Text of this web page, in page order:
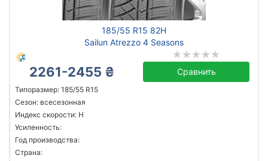
185/55 R15 82H
Sailun Atrezzo 4 Seasons
2261-2455 ₴ Сравнить
Типоразмер: 185/55 R15
Сезон: всесезонная
Индекс скорости: H
Усиленность:
Год производства:
Страна: